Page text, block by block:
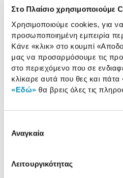
Στο Πλαίσιο χρησιμοποιούμε
Χρησιμοποιούμε cookies, για
προσωποποιημένη εμπειρία
Κάνε «κλικ» στο κουμπί
μας να προσαρμόσουμε τις
στο περιεχόμενο που σε
κλίκαρε αυτά που θες και πάτα
«Εδώ» θα βρεις όλες τις
συγκατάθεσης
Αναγκαία
Λειτουργικότητας
Κονσόλα:
Αναλυτική
παρουσίαση
Αναλυτική παρουσίαση
Προδιαγραφές
Χαρακτηριστικά
Δες τι κλίκαραν